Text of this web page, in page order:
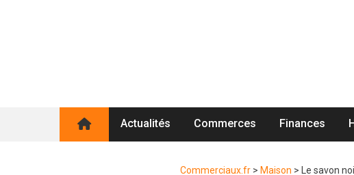
Actualités Commerces Finances
Commerciaux.fr> Maison > Le savon